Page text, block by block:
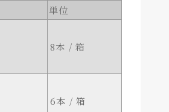
単位
8本 / 箱
6本 / 箱